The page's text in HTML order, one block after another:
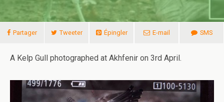
Partager Tweeter Épingler E-mail SMS
A Kelp Gull photographed at Akhfenir on 3rd April.